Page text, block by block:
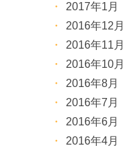
2017年1月
2016年12月
2016年11月
2016年10月
2016年8月
2016年7月
2016年6月
2016年4月